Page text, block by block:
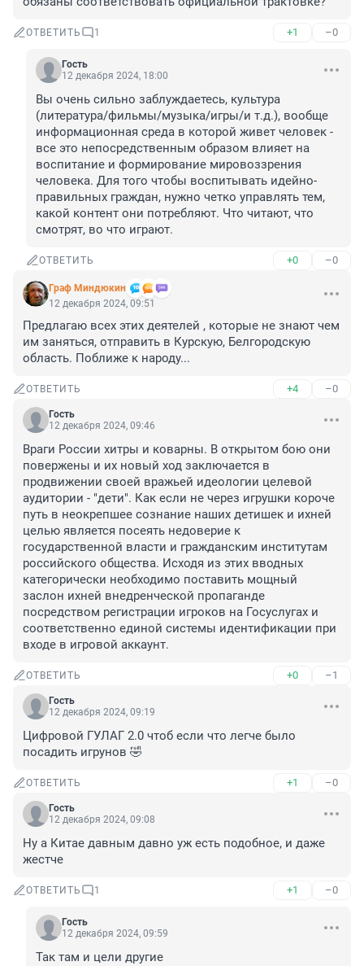
ОТВЕТИТЬ 1 +1 –0
Гость
12 декабря 2024, 18:00
Вы очень сильно заблуждаетесь, культура
(литература/фильмы/музыка/игры/и т.д.), вообще
информационная среда в которой живет человек -
все это непосредственным образом влияет на
воспитание и формирование мировоззрения
человека. Для того чтобы воспитывать идейно-
правильных граждан, нужно четко управлять тем,
какой контент они потребляют. Что читают, что
смотрят, во что играют.
ОТВЕТИТЬ +0 –0
Граф Миндюкин
12 декабря 2024, 09:51
Предлагаю всех этих деятелей , которые не знают чем
им заняться, отправить в Курскую, Белгородскую
область. Поближе к народу...
ОТВЕТИТЬ +4 –0
Гость
12 декабря 2024, 09:46
Враги России хитры и коварны. В открытом бою они
повержены и их новый ход заключается в
продвижении своей вражьей идеологии целевой
аудитории - "дети". Как если не через игрушки короче
путь в неокрепшее сознание наших детишек и ихней
целью является посеять недоверие к
государственной власти и гражданским институтам
российского общества. Исходя из этих вводных
категорически необходимо поставить мощный
заслон ихней внедренческой пропаганде
посредством регистрации игроков на Госуслугах и
соответственно единой системы идентификации при
входе в игровой аккаунт.
ОТВЕТИТЬ +0 –1
Гость
12 декабря 2024, 09:19
Цифровой ГУЛАГ 2.0 чтоб если что легче было
посадить игрунов 🤣
ОТВЕТИТЬ +1 –0
Гость
12 декабря 2024, 09:08
Ну а Китае давным давно уж есть подобное, и даже
жестче
ОТВЕТИТЬ 1 +1 –0
Гость
12 декабря 2024, 09:59
Так там и цели другие